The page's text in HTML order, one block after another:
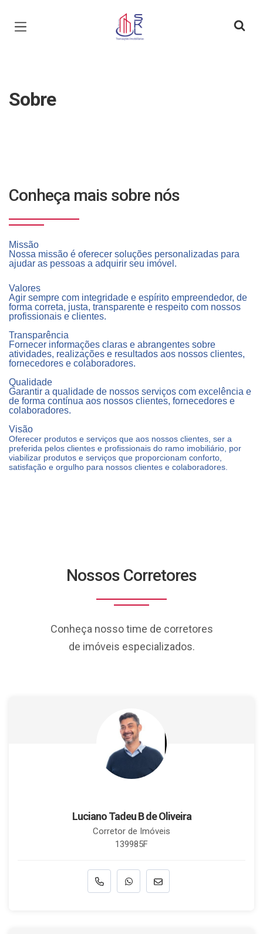
Página inicial
Sobre
Conheça mais sobre nós
Missão
Nossa missão é oferecer soluções personalizadas para
ajudar as pessoas a adquirir seu imóvel.
Valores
Agir sempre com integridade e espírito empreendedor, de
forma correta, justa, transparente e respeito com nossos
profissionais e clientes.
Transparência
Fornecer informações claras e abrangentes sobre
atividades, realizações e resultados aos nossos clientes,
fornecedores e colaboradores.
Qualidade
Garantir a qualidade de nossos serviços com excelência e
de forma contínua aos nossos clientes, fornecedores e
colaboradores.
Visão
Oferecer produtos e serviços que aos nossos clientes, ser a
preferida pelos clientes e profissionais do ramo imobiliário, por
viabilizar produtos e serviços que proporcionam conforto,
satisfação e orgulho para nossos clientes e colaboradores.
Nossos Corretores
Conheça nosso time de corretores
de imóveis especializados.
Luciano Tadeu B de Oliveira
Corretor de Imóveis
139985F